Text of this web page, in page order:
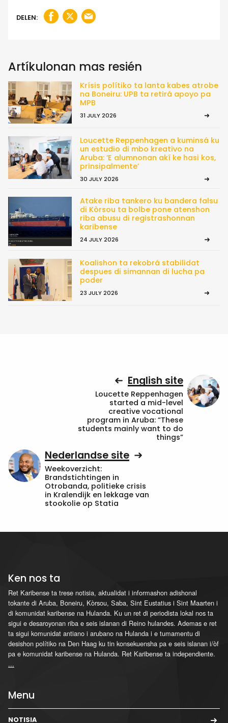
DELEN:
Artíkulonan mas resién
Krísis polítiko ta lanta kabes atrobe
na Boneiru: UPB ta retirá apoyo pa
MPB
31 JULY 2026
Loucette Reppenhagen a kuminsá ku
un estudio di mbo kreativo na
Aruba: ‘E alumnonan akí ke hasi kos,
prinsipalmente’
30 JULY 2026
Atake riba tankero ku bandera falsu
di Kòrsou ta bolbe pone atenshon
riba abusu di registrashonnan
karibense
24 JULY 2026
Koalishon ta rekobrá stabilidat
despues di simannan di lucha pa
poder
23 JULY 2026
English site
Loucette Reppenhagen
started a mid-level
creative vocational
program in Aruba: “These
students mainly want to do
things”
Nederlandse site
Weekoverzicht:
Brandstichtingen in
Otrobanda, politieke crisis
in Kralendijk en lekkage van
stookolie op Statia
Ken nos ta
Ret Karibense ta trese notisia, aktualidat i informashon adishonal
tokante di Aruba, Boneiru, Kòrsou, Saba, Sint Eustatius i Sint Maarten i
di komunidat karibense na Hulanda. Ku un ret di periodista lokal nos ta
sigui e desaroyonan riba e seis islanan di Reino hulandes. Ademas e ret
ta sigui komunidat antiano i arubano na Hulanda i e tumamentu di
desishon polítiko na Den Haag ku tin konsekuensha pa e seis islanan i/òf
pa e komunidat karibense na Hulanda. Ret Karibense ta independiente.
...
Menu
NOTISIA